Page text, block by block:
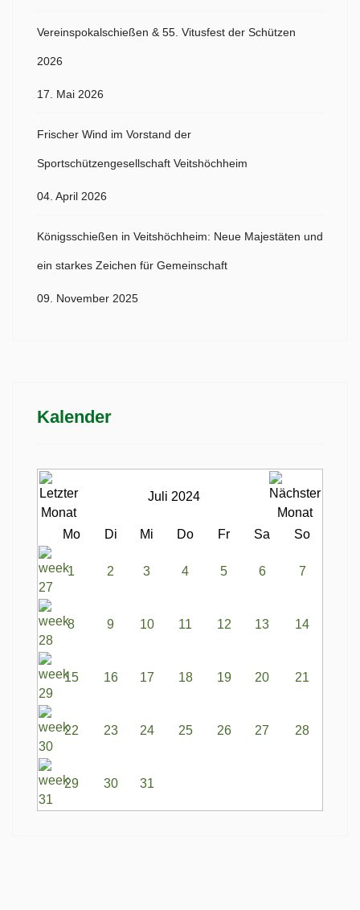
Vereinspokalschießen & 55. Vitusfest der Schützen
2026
17. Mai 2026
Frischer Wind im Vorstand der
Sportschützengesellschaft Veitshöchheim
04. April 2026
Königsschießen in Veitshöchheim: Neue Majestäten und
ein starkes Zeichen für Gemeinschaft
09. November 2025
Kalender
Juli 2024
Mo Di Mi Do Fr Sa So
1 2 3 4 5 6 7
8 9 10 11 12 13 14
15 16 17 18 19 20 21
22 23 24 25 26 27 28
29 30 31